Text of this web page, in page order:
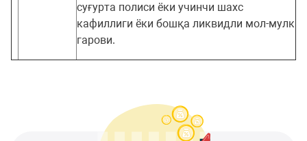
суғурта полиси ёки учинчи шахс
кафиллиги ёки бошқа ликвидли мол-мулк
гарови.